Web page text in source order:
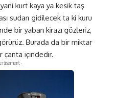
kurt kaya ya kesik taş
sudan gidilecek ta ki kuru
bir yaban kirazı gözleriz,
Burada da bir miktar
çanta içindedir.
-